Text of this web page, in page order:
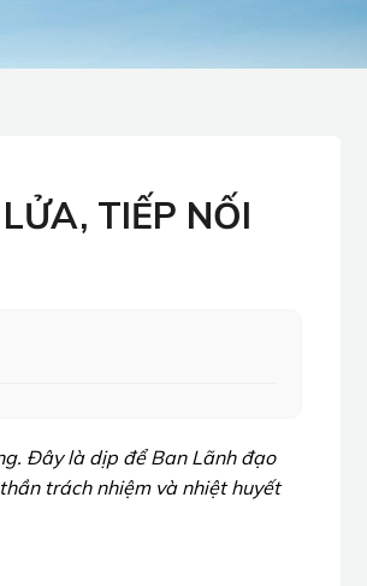
TIẾP NỐI
Đây là dịp để Ban Lãnh đạo
trách nhiệm và nhiệt huyết